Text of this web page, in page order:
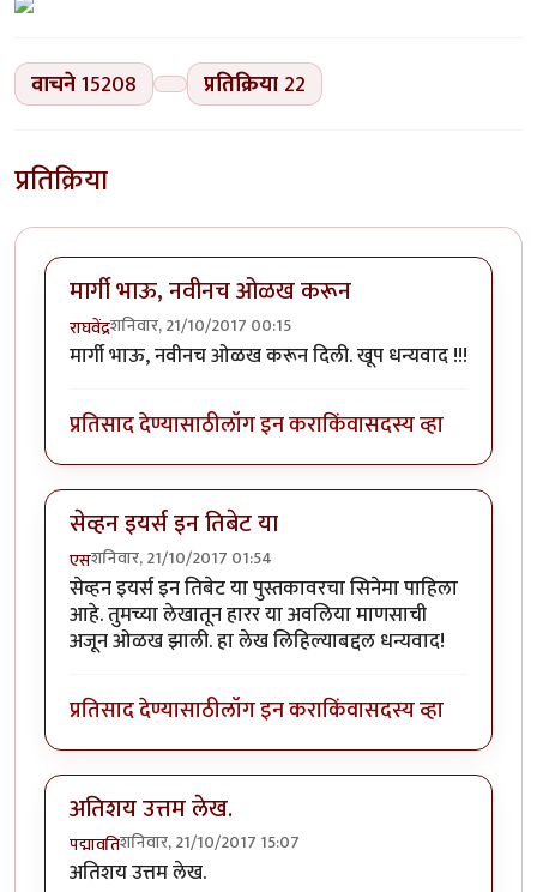
वाचने15208 प्रतिक्रिया 22
प्रतिक्रिया
मार्गी भाऊ, नवीनच ओळख करून
राघवेंद्रशनिवार, 21/10/2017 00:15
मार्गी भाऊ, नवीनच ओळख करून दिली. खूप धन्यवाद !!!
प्रतिसाद देण्यासाठीलॉग इन कराकिंवासदस्य व्हा
सेव्हन इयर्स इन तिबेट या
एसशनिवार, 21/10/2017 01:54
सेव्हन इयर्स इन तिबेट या पुस्तकावरचा सिनेमा पाहिला
आहे. तुमच्या लेखातून हारर या अवलिया माणसाची
अजून ओळख झाली. हा लेख लिहिल्याबद्दल धन्यवाद!
प्रतिसाद देण्यासाठीलॉग इन कराकिंवासदस्य व्हा
अतिशय उत्तम लेख.
पद्मावतिशनिवार, 21/10/2017 15:07
अतिशय उत्तम लेख.